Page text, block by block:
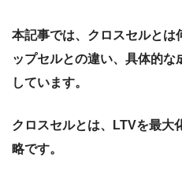
本記事では、クロスセルとは
ップセルとの違い、具体的
しています。
クロスセルとは、LTVを最大
略です。